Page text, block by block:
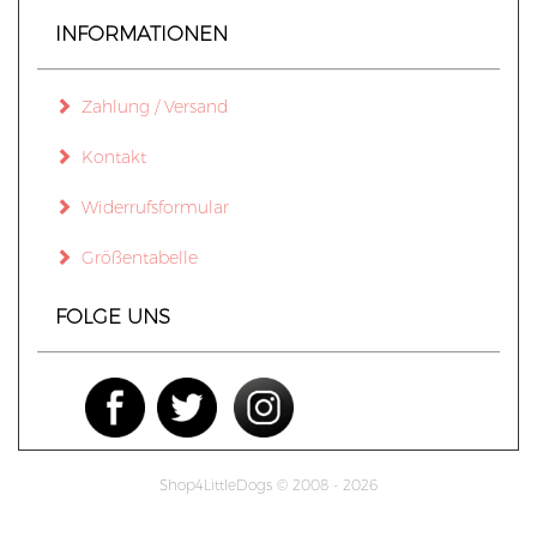
INFORMATIONEN
Zahlung / Versand
Kontakt
Widerrufsformular
Größentabelle
FOLGE UNS
Shop4LittleDogs © 2008 - 2026